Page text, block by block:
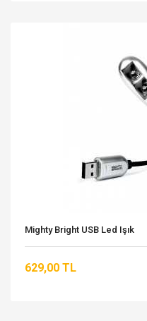
Mighty Bright USB Led Işık
629,00 TL